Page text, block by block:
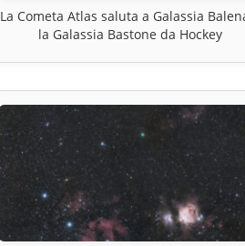
La Cometa Atlas saluta a Galassia
la Galassia Bastone da Hockey